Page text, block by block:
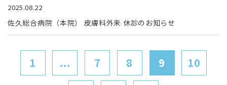
2025.08.22
佐久総合病院（本院） 皮膚科外来 休診のお知らせ
1 ... 7 8 9 10